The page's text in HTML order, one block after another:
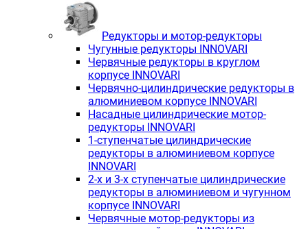
Редукторы и мотор-редукторы
Чугунные редукторы INNOVARI
Червячные редукторы в круглом
корпусе INNOVARI
Червячно-цилиндрические редукторы в
алюминиевом корпусе INNOVARI
Насадные цилиндрические мотор-
редукторы INNOVARI
1-ступенчатые цилиндрические
редукторы в алюминиевом корпусе
INNOVARI
2-х и 3-х ступенчатые цилиндрические
редукторы в алюминиевом и чугунном
корпусе INNOVARI
Червячные мотор-редукторы из